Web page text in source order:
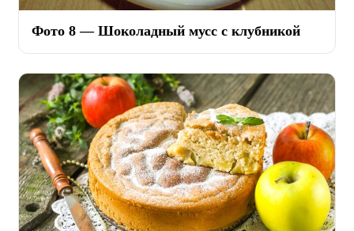
Фото 8 — Шоколадный мусс с клубникой